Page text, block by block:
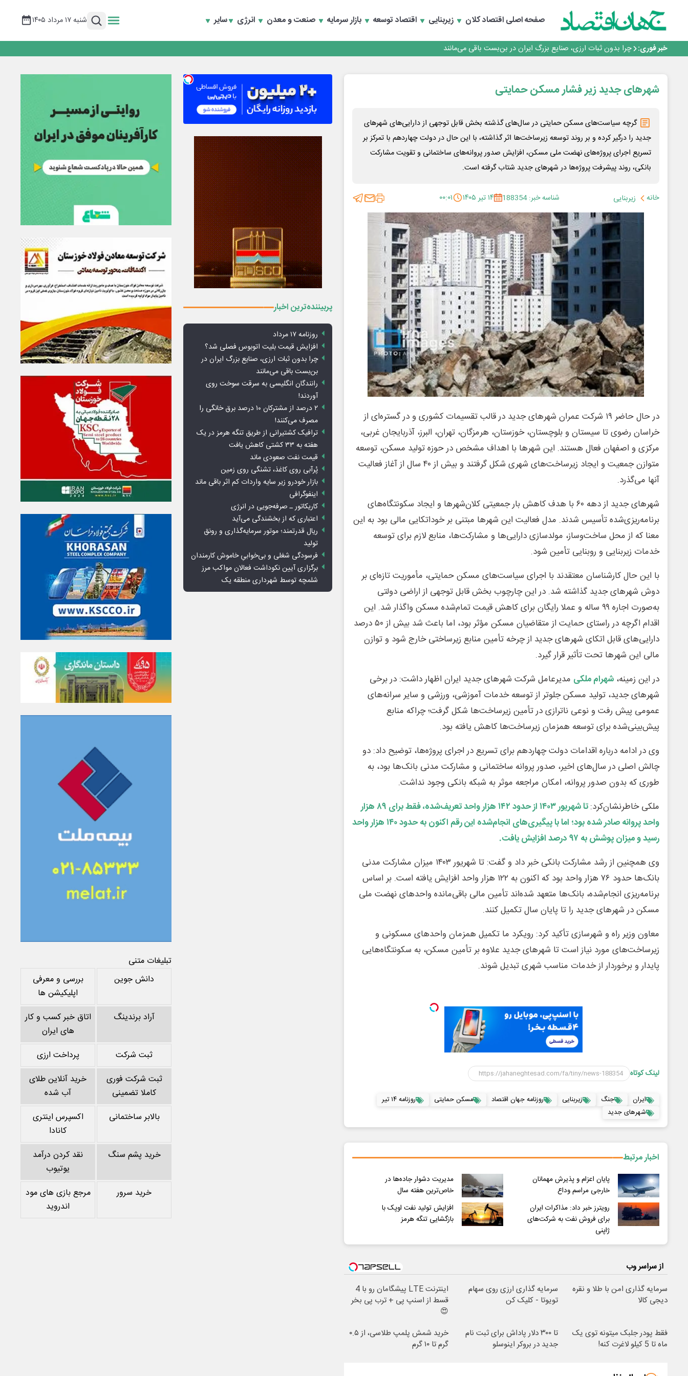
صفحه اصلیاقتصاد کلان زیربنایی اقتصاد توسعه بازار سرمایه صنعت و معدن انرژی سایر شنبه ۱۷ مرداد ۱۴۰۵
خبر فوری:
۲ درصد از مشترکان ۱۰ درصد برق خانگی را مصرف می‌کنند!
روزنامه ۱۷ مرداد
چرا بدون ثبات ارزی، صنایع بزرگ ایران در بن‌بست باقی می‌مانند
رانندگان انگلیسی به سرقت سوخت روی آوردند!
۲ درصد از مشترکان ۱۰ درصد برق خانگی را مصرف می‌کنند!
روزنامه ۱۷ مرداد
افزایش قیمت بلیت اتوبوس فصلی شد؟
شهرهای جدید زیر فشار مسکن حمایتی
گرچه سیاست‌های مسکن حمایتی در سال‌های گذشته بخش قابل توجهی از دارایی‌های شهرهای
جدید را درگیر کرده و بر روند توسعه زیرساخت‌ها اثر گذاشته، با این حال در دولت چهاردهم با تمرکز بر
تسریع اجرای پروژه‌های نهضت ملی مسکن، افزایش صدور پروانه‌های ساختمانی و تقویت مشارکت
بانکی، روند پیشرفت پروژه‌ها در شهرهای جدید شتاب گرفته است.
خانه زیربنایی شناسه خبر: 188354 ۱۴ تیر ۱۴۰۵ ۰۰:۰۱
در حال حاضر ۱۹ شرکت عمران شهرهای جدید در قالب تقسیمات کشوری و در گستره‌ای از
خراسان رضوی تا سیستان و بلوچستان، خوزستان، هرمزگان، تهران، البرز، آذربایجان غربی،
مرکزی و اصفهان فعال هستند. این شهرها با اهداف مشخص در حوزه تولید مسکن، توسعه
متوازن جمعیت و ایجاد زیرساخت‌های شهری شکل گرفتند و بیش از ۴۰ سال از آغاز فعالیت
آنها می‌گذرد.
شهرهای جدید از دهه ۶۰ با هدف کاهش بار جمعیتی کلان‌شهرها و ایجاد سکونتگاه‌های
برنامه‌ریزی‌شده تأسیس شدند. مدل فعالیت این شهرها مبتنی بر خوداتکایی مالی بود به این
معنا که از محل ساخت‌وساز، مولدسازی دارایی‌ها و مشارکت‌ها، منابع لازم برای توسعه
خدمات زیربنایی و روبنایی تأمین شود.
با این حال کارشناسان معتقدند با اجرای سیاست‌های مسکن حمایتی، مأموریت تازه‌ای بر
دوش شهرهای جدید گذاشته شد. در این چارچوب بخش قابل توجهی از اراضی دولتی
به‌صورت اجاره ۹۹ ساله و عملا رایگان برای کاهش قیمت تمام‌شده مسکن واگذار شد. این
اقدام اگرچه در راستای حمایت از متقاضیان مسکن مؤثر بود، اما باعث شد بیش از ۵۰ درصد
دارایی‌های قابل اتکای شهرهای جدید از چرخه تأمین منابع زیرساختی خارج شود و توازن
مالی این شهرها تحت تأثیر قرار گیرد.
در این زمینه، شهرام ملکی مدیرعامل شرکت شهرهای جدید ایران اظهار داشت:‌ در برخی
شهرهای جدید، تولید مسکن جلوتر از توسعه خدمات آموزشی، ورزشی و سایر سرانه‌های
عمومی پیش رفت و نوعی ناترازی در تأمین زیرساخت‌ها شکل گرفت؛ چراکه منابع
پیش‌بینی‌شده برای توسعه همزمان زیرساخت‌ها کاهش یافته بود.
وی در ادامه درباره اقدامات دولت چهاردهم برای تسریع در اجرای پروژه‌ها، توضیح داد: دو
چالش اصلی در سال‌های اخیر، صدور پروانه ساختمانی و مشارکت مدنی بانک‌ها بود، به
طوری که بدون صدور پروانه، امکان مراجعه موثر به شبکه بانکی وجود نداشت.
ملکی خاطرنشان‌کرد:
تا شهریور ۱۴۰۳ از حدود ۱۴۲ هزار واحد تعریف‌شده، فقط برای ۸۹ هزار
واحد پروانه صادر شده بود؛ اما با پیگیری‌های انجام‌شده این رقم اکنون به حدود ۱۴۰ هزار واحد
رسید و میزان پوشش به ۹۷ درصد افزایش یافت.
وی همچنین از رشد مشارکت بانکی خبر داد و گفت: تا شهریور ۱۴۰۳ میزان مشارکت مدنی
بانک‌ها حدود ۷۶ هزار واحد بود که اکنون به ۱۲۲ هزار واحد افزایش یافته است. بر اساس
برنامه‌ریزی انجام‌شده، بانک‌ها متعهد شده‌اند تأمین مالی باقی‌مانده واحدهای نهضت ملی
مسکن در شهرهای جدید را تا پایان سال تکمیل کنند.
معاون وزیر راه و شهرسازی تأکید کرد: رویکرد ما تکمیل همزمان واحدهای مسکونی و
زیرساخت‌های مورد نیاز است تا شهرهای جدید علاوه بر تأمین مسکن، به سکونتگاه‌هایی
پایدار و برخوردار از خدمات مناسب شهری تبدیل شوند.
لینک کوتاه
ایران جنگ زیربنایی روزنامه جهان اقتصاد مسکن حمایتی
روزنامه ۱۴ تیر
شهرهای جدید
اخبار مرتبط
پایان اعزام و پذیرش مهمانان
خارجی مراسم وداع
مدیریت دشوار جاده‌ها در
خاص‌ترین هفته سال
رویترز خبر داد: مذاکرات ایران
برای فروش نفت به شرکت‌های
ژاپنی
افزایش تولید نفت اوپک با
بازگشایی تنگه هرمز
از سراسر وب
سرمایه گذاری امن با طلا و نقره
دیجی کالا
سرمایه گذاری ارزی روی سهام
تویوتا - کلیک کن
اینترنت LTE پیشگامان رو با 4
قسط از اسنپ پی + ترب پی بخر
😍
فقط پودر جلبک میتونه توی یک
ماه تا 5 کیلو لاغرت کنه!
تا ۳۰۰ دلار پاداش برای ثبت نام
جدید در بروکر اینوسلو
خرید شمش پلمپ طلاسی، از ۰.۵
گرم تا ۱۰ گرم
پربیننده‌ترین اخبار
روزنامه ۱۷ مرداد
افزایش قیمت بلیت اتوبوس فصلی شد؟
چرا بدون ثبات ارزی، صنایع بزرگ ایران در
بن‌بست باقی می‌مانند
رانندگان انگلیسی به سرقت سوخت روی
آوردند!
۲ درصد از مشترکان ۱۰ درصد برق خانگی را
مصرف می‌کنند!
ترافیک کشتیرانی از طریق تنگه هرمز در یک
هفته به ۳۳ کشتی کاهش یافت
قیمت نفت صعودی ماند
پُرآبی روی کاغذ، تشنگی روی زمین
بازار خودرو زیر سایه واردات کم اثر باقی ماند
اینفوگرافی
کاریکاتور ـ صرفه‌جویی در انرژی
اعتباری که از بخشندگی می‌آید
ریال قدرتمند؛ موتور سرمایه‌گذاری و رونق
تولید
فرسودگی شغلی و بی‌خوابیِ خاموش کارمندان
برگزاری آیین نکوداشت فعالان مواکب مرز
شلمچه توسط شهرداری منطقه یک
تبلیغات متنی
دانش جوین
بررسی و معرفی
اپلیکیشن ها
آراد برندینگ
اتاق خبر کسب و کار
های ایران
ثبت شرکت
پرداخت ارزی
ثبت شرکت فوری
کاملا تضمینی
خرید آنلاین طلای
آب شده
بالابر ساختمانی
اکسپرس اینتری
کانادا
خرید پشم سنگ
نقد کردن درآمد
یوتیوب
خرید سرور
مرجع بازی های مود
اندروید